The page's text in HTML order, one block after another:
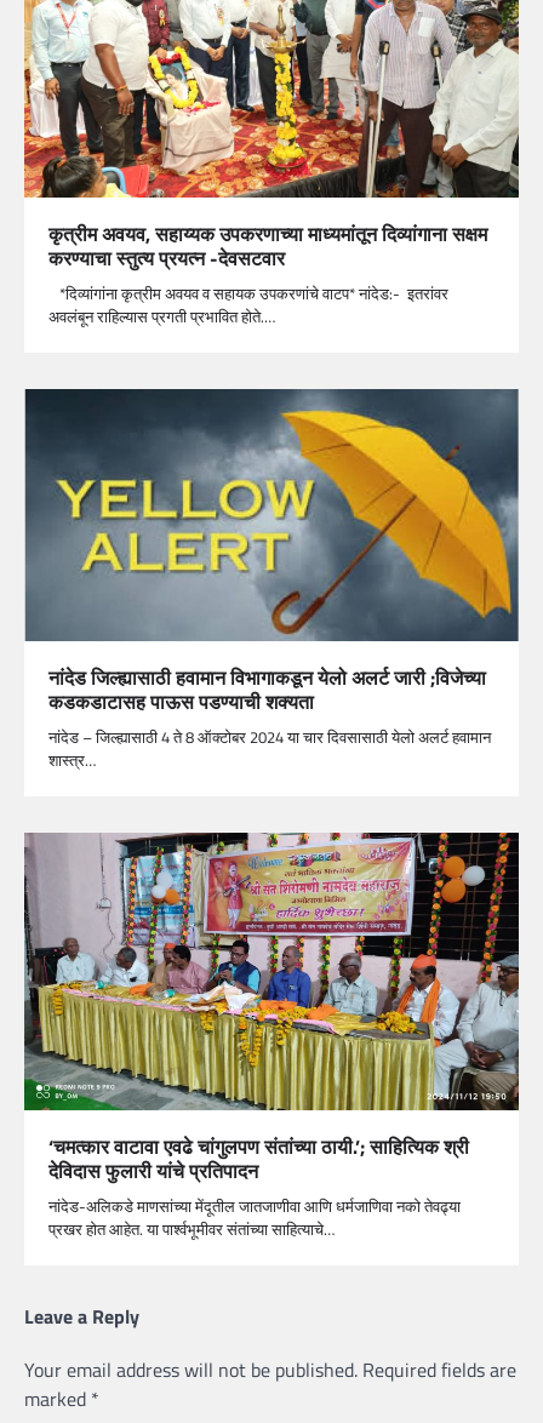
कृत्रीम अवयव, सहाय्यक उपकरणाच्या माध्यमांतून दिव्यांगाना सक्षम
करण्याचा स्तुत्य प्रयत्न -देवसटवार
*दिव्यांगांना कृत्रीम अवयव व सहायक उपकरणांचे वाटप* नांदेड:- इतरांवर
अवलंबून राहिल्यास प्रगती प्रभावित होते.…
नांदेड जिल्ह्यासाठी हवामान विभागाकडून येलो अलर्ट जारी ;विजेच्या
कडकडाटासह पाऊस पडण्याची शक्यता
नांदेड – जिल्ह्यासाठी 4 ते 8 ऑक्टोबर 2024 या चार दिवसासाठी येलो अलर्ट हवामान
शास्त्र…
‘चमत्कार वाटावा एवढे चांगुलपण संतांच्या ठायी.’; साहित्यिक श्री
देविदास फुलारी यांचे प्रतिपादन
नांदेड-अलिकडे माणसांच्या मेंदूतील जातजाणीवा आणि धर्मजाणिवा नको तेवढ्या
प्रखर होत आहेत. या पार्श्वभूमीवर संतांच्या साहित्याचे…
Leave a Reply
Your email address will not be published. Required fields are
marked *